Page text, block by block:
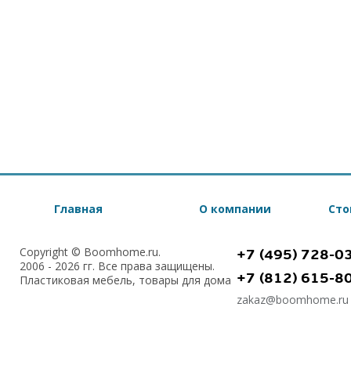
Главная О компании
Copyright © Boomhome.ru.
2006 - 2026 гг. Все права защищены.
Пластиковая мебель, товары для дома
+7 (495) 728-
+7 (812) 615-
zakaz@boomhome.ru